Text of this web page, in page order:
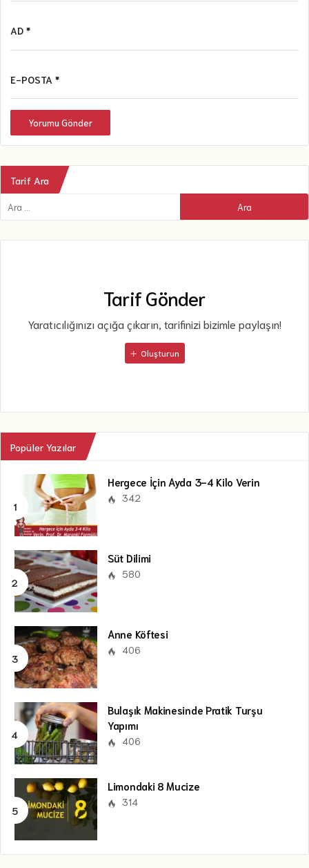
AD *
E-POSTA *
Yorumu Gönder
Tarif Ara
Tarif Gönder
Yaratıcılığınızı açığa çıkarın, tarifinizi bizimle paylaşın!
Oluşturun
Popüler Yazılar
Hergece İçin Ayda 3-4 Kilo Verin
342
Süt Dilimi
580
Anne Köftesi
406
Bulaşık Makinesinde Pratik Turşu
Yapımı
406
Limondaki 8 Mucize
314